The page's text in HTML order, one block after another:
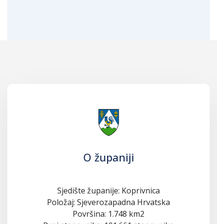
O županiji
Sjedište županije: Koprivnica
Položaj: Sjeverozapadna Hrvatska
Površina: 1.748 km2